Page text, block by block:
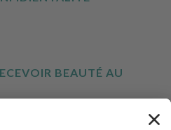
BEAUTÉ AU